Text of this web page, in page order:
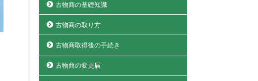
古物商の基礎知識
古物商の取り方
古物商取得後の手続き
古物商の変更届